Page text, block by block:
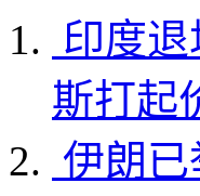
印度
斯打起
伊朗